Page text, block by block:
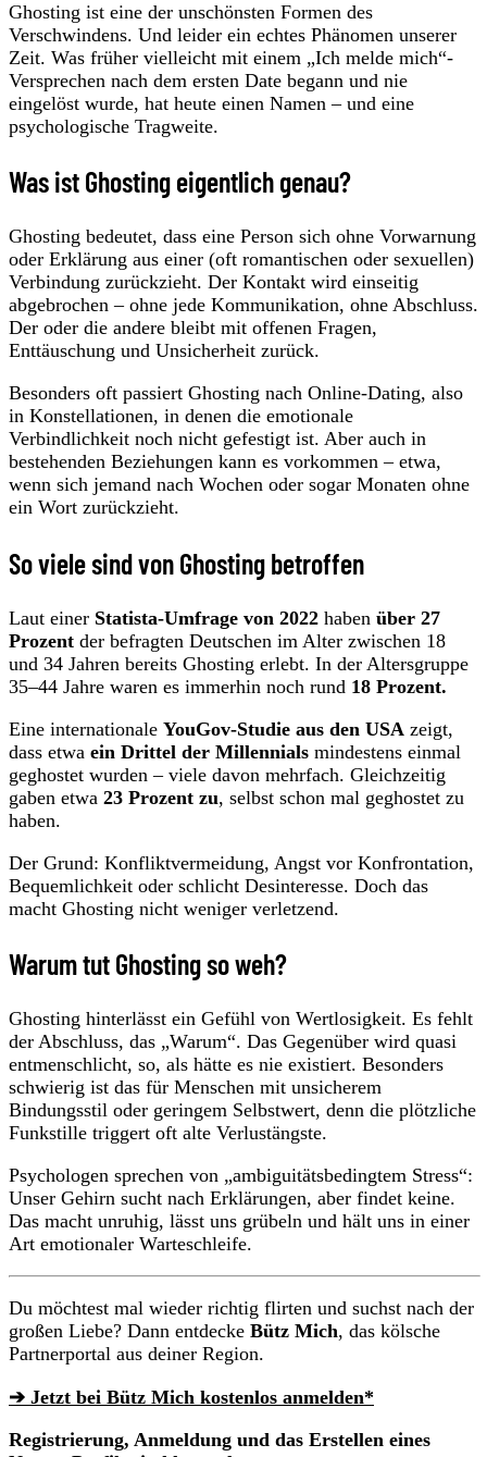
Ghosting ist eine der unschönsten Formen des
Verschwindens. Und leider ein echtes Phänomen unserer
Zeit. Was früher vielleicht mit einem „Ich melde mich“-
Versprechen nach dem ersten Date begann und nie
eingelöst wurde, hat heute einen Namen – und eine
psychologische Tragweite.
Was ist Ghosting eigentlich genau?
Ghosting bedeutet, dass eine Person sich ohne Vorwarnung
oder Erklärung aus einer (oft romantischen oder sexuellen)
Verbindung zurückzieht. Der Kontakt wird einseitig
abgebrochen – ohne jede Kommunikation, ohne Abschluss.
Der oder die andere bleibt mit offenen Fragen,
Enttäuschung und Unsicherheit zurück.
Besonders oft passiert Ghosting nach Online-Dating, also
in Konstellationen, in denen die emotionale
Verbindlichkeit noch nicht gefestigt ist. Aber auch in
bestehenden Beziehungen kann es vorkommen – etwa,
wenn sich jemand nach Wochen oder sogar Monaten ohne
ein Wort zurückzieht.
So viele sind von Ghosting betroffen
Laut einer Statista-Umfrage von 2022 haben über 27
Prozent der befragten Deutschen im Alter zwischen 18
und 34 Jahren bereits Ghosting erlebt. In der Altersgruppe
35–44 Jahre waren es immerhin noch rund 18 Prozent.
Eine internationale YouGov-Studie aus den USA zeigt,
dass etwa ein Drittel der Millennials mindestens einmal
geghostet wurden – viele davon mehrfach. Gleichzeitig
gaben etwa 23 Prozent zu, selbst schon mal geghostet zu
haben.
Der Grund: Konfliktvermeidung, Angst vor Konfrontation,
Bequemlichkeit oder schlicht Desinteresse. Doch das
macht Ghosting nicht weniger verletzend.
Warum tut Ghosting so weh?
Ghosting hinterlässt ein Gefühl von Wertlosigkeit. Es fehlt
der Abschluss, das „Warum“. Das Gegenüber wird quasi
entmenschlicht, so, als hätte es nie existiert. Besonders
schwierig ist das für Menschen mit unsicherem
Bindungsstil oder geringem Selbstwert, denn die plötzliche
Funkstille triggert oft alte Verlustängste.
Psychologen sprechen von „ambiguitätsbedingtem Stress“:
Unser Gehirn sucht nach Erklärungen, aber findet keine.
Das macht unruhig, lässt uns grübeln und hält uns in einer
Art emotionaler Warteschleife.
Du möchtest mal wieder richtig flirten und suchst nach der
großen Liebe? Dann entdecke Bütz Mich, das kölsche
Partnerportal aus deiner Region.
➔ Jetzt bei Bütz Mich kostenlos anmelden*
Registrierung, Anmeldung und das Erstellen eines